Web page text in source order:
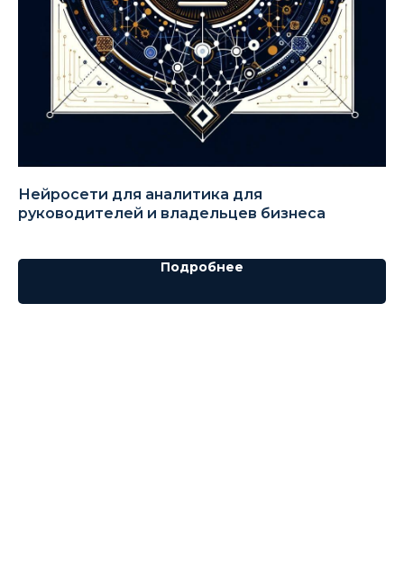
Нейросети для аналитика для
руководителей и владельцев бизнеса
Подробнее